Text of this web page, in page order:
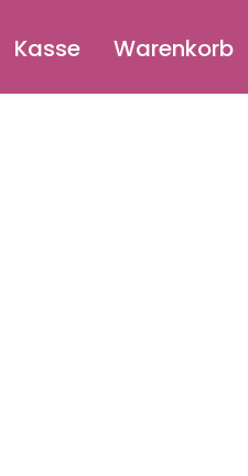
Kasse Warenkorb